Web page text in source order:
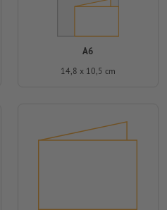
A6
14,8 x 10,5 cm